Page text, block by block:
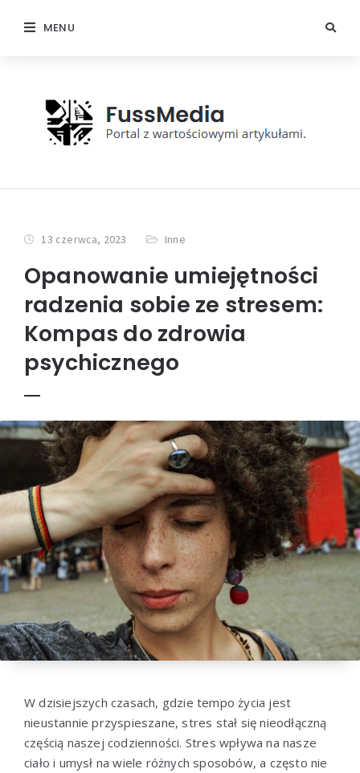
MENU
13 czerwca, 2023 Inne
Opanowanie umiejętności
radzenia sobie ze stresem:
Kompas do zdrowia
psychicznego
W dzisiejszych czasach, gdzie tempo życia jest
nieustannie przyspieszane, stres stał się nieodłączną
częścią naszej codzienności. Stres wpływa na nasze
ciało i umysł na wiele różnych sposobów, a często nie